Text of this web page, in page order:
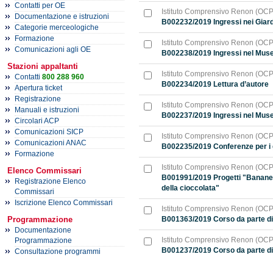
Contatti per OE
Documentazione e istruzioni
Categorie merceologiche
Formazione
Comunicazioni agli OE
Stazioni appaltanti
Contatti 800 288 960
Apertura ticket
Registrazione
Manuali e istruzioni
Circolari ACP
Comunicazioni SICP
Comunicazioni ANAC
Formazione
Elenco Commissari
Registrazione Elenco
Commissari
Iscrizione Elenco Commissari
Programmazione
Documentazione
Programmazione
Consultazione programmi
Istituto Comprensivo Renon
B002232/2019 Ingressi nei
Istituto Comprensivo Renon
B002238/2019 Ingressi nel
Istituto Comprensivo Renon
B002234/2019 Lettura d’autore
Istituto Comprensivo Renon
B002237/2019 Ingressi nel
Istituto Comprensivo Renon
B002235/2019 Conferenze per
Istituto Comprensivo Renon
B001991/2019 Progetti
della cioccolata"
Istituto Comprensivo Renon
B001363/2019 Corso da parte
Istituto Comprensivo Renon
B001237/2019 Corso da parte